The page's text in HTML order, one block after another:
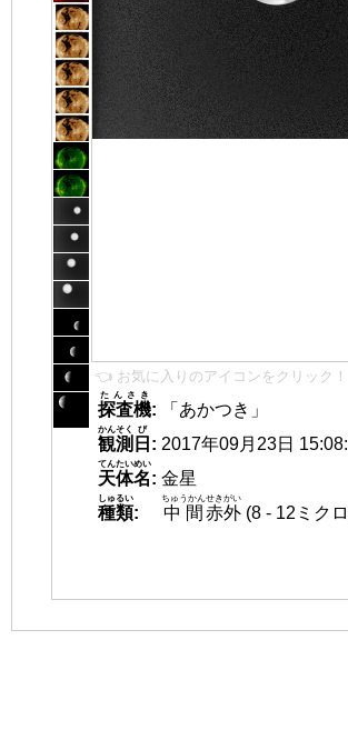
👈 お気に入りのアイコンをクリック！
探査機
たんさき
:
「あかつき」
観測
かんそく
日
び
: 2017年09月23日
天体名
てんたいめい
: 金星
種類
しゅるい
: 中間
ちゅうかん
赤外
せきがい
(8 - 12ミク